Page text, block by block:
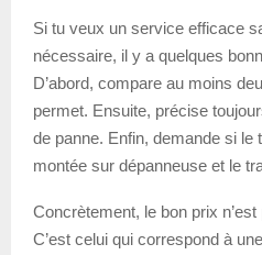
Si tu veux un service efficace
nécessaire, il y a quelques
D’abord, compare au moins
permet. Ensuite, précise
de panne. Enfin, demande si le
montée sur dépanneuse et le
Concrètement, le bon prix
C’est celui qui correspond à